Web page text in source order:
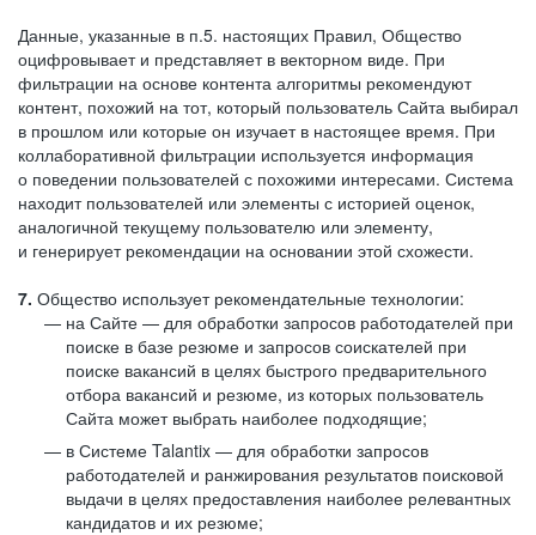
Данные, указанные в п.5. настоящих Правил, Общество
оцифровывает и представляет в векторном виде. При
фильтрации на основе контента алгоритмы рекомендуют
контент, похожий на тот, который пользователь Сайта выбирал
в прошлом или которые он изучает в настоящее время. При
коллаборативной фильтрации используется информация
о поведении пользователей с похожими интересами. Система
находит пользователей или элементы с историей оценок,
аналогичной текущему пользователю или элементу,
и генерирует рекомендации на основании этой схожести.
7. Общество использует рекомендательные технологии:
на Сайте — для обработки запросов работодателей при
поиске в базе резюме и запросов соискателей при
поиске вакансий в целях быстрого предварительного
отбора вакансий и резюме, из которых пользователь
Сайта может выбрать наиболее подходящие;
в Системе Talantix — для обработки запросов
работодателей и ранжирования результатов поисковой
выдачи в целях предоставления наиболее релевантных
кандидатов и их резюме;